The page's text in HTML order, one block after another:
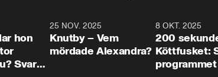
hon
Svar
31:05
25 NOV. 2025
Knutby – Vem
mördade Alexandra?
8 OKT. 2025
200
Köttfusket: